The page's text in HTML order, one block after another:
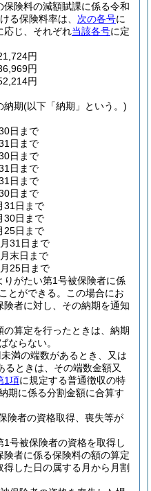
険料の減額賦課に係る令和
る保険料率は、 次の各号に
応じ、それぞれ当該各号に定
円
円
円
納期(以下「納期」という。)
日まで
日まで
日まで
日まで
日まで
日まで
日まで
日まで
日まで
31日まで
末日まで
25日まで
りがたい第1号被保険者に係
とができる。
この場合にお
者に対し、その納期を通知
算定を行ったときは、納期
ならない。
満の端数があるとき、又は
るときは、その端数金額又
1項に規定する普通徴収の特
期に係る分割金額に合算す
険者の資格取得、喪失等が
号被保険者の資格を取得し
者に係る保険料の額の算定
した日の属する月から月割